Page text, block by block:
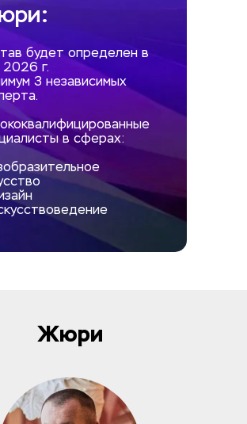
будет определен в
2026 г.
3 независимых
в сферах:
Жюри